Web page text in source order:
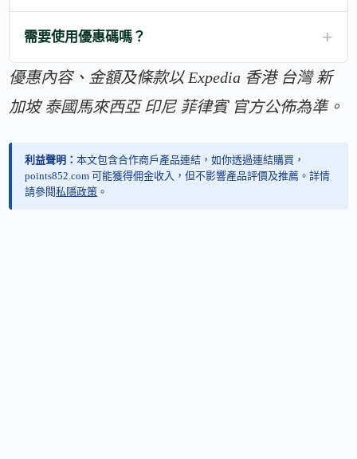
需要使用優惠碼嗎？
優惠內容、金額及條款以 Expedia 香港 台灣 新
加坡 泰國馬來西亞 印尼 菲律賓 官方公佈為準。
利益聲明：本文包含合作商戶產品連結，如你透過連結購買，
points852.com 可能獲得佣金收入，但不影響產品評價及推薦。詳情
請參閱私隱政策 。